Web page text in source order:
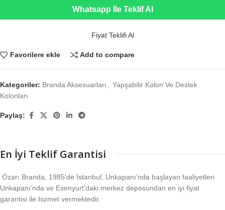
Whatsapp İle Teklif Al
Fiyat Teklifi Al
Favorilere ekle Add to compare
Kategoriler: Branda Aksesuarları
Yapşabilir Kolon Ve Destek
Kolonları
Paylaş:
En İyi Teklif Garantisi
Özarı Branda, 1985'de İstanbul, Unkapanı'nda başlayan faaliyetleri
Unkapanı'nda ve Esenyurt'daki merkez deposundan en iyi fiyat
garantisi ile hizmet vermektedir.